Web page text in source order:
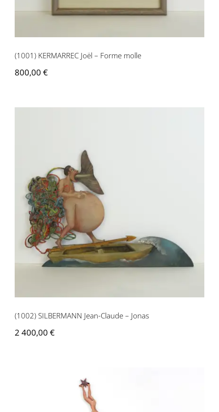
(1001) KERMARREC Joël – Forme molle
800,00 €
(1002) SILBERMANN Jean-Claude –
Jonas
(1002) SILBERMANN Jean-Claude – Jonas
2 400,00 €